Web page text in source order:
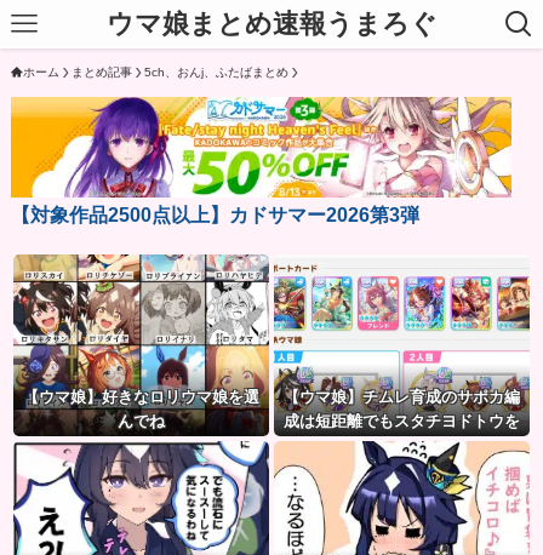
ウマ娘まとめ速報うまろぐ
ホーム まとめ記事 5ch、おんj、ふたばまとめ
【対象作品2500点以上】カドサマー2026第3弾
【ウマ娘】好きなロリウマ娘を選
んでね
【ウマ娘】チムレ育成のサポカ編
成は短距離でもスタチヨドトウを
編成するってマジ！？ 根性サポカ
を編成していた意味…